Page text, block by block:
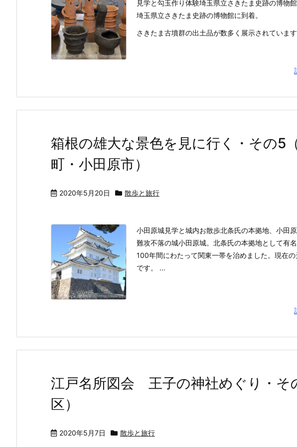
見学と勾玉作り体験埼玉県立さきたま史跡の博物館
埼玉県立さきたま史跡の博物館に到着。
さきたま古墳群の出土品が数多く展示されていま
箱根の雄大な景色を見に行く・その5
町・小田原市）
2020年5月20日 散歩と旅行
小田原城見学と城内お散歩北条氏の本拠地、小田
難攻不落の城小田原城。北条氏の本拠地として有
100年間にわたって関東一帯を治めました。現在
です。 ...
江戸名所図会 王子の神社めぐり・そ
区）
2020年5月7日 散歩と旅行